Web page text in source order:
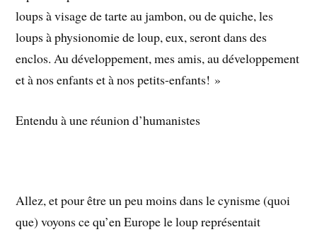
loups à visage de tarte au jambon, ou de quiche, les
loups à physionomie de loup, eux, seront dans des
enclos. Au développement, mes amis, au développement
et à nos enfants et à nos petits-enfants! »
Entendu à une réunion d’humanistes
Allez, et pour être un peu moins dans le cynisme (quoi
que) voyons ce qu’en Europe le loup représentait